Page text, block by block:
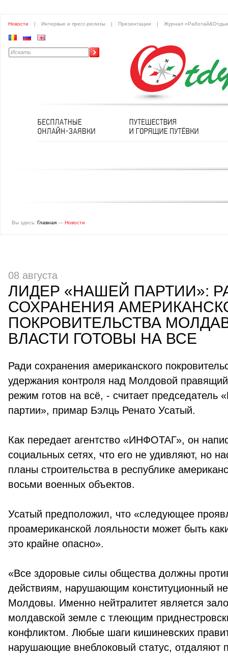
Новости | Интервью и пресс-релизы | Презентации | Журнал
Вы здесь: Главная — Новости
08 августа
ЛИДЕР «НАШЕЙ ПАРТИИ»:
СОХРАНЕНИЯ
ПОКРОВИТЕЛЬСТВА
ВЛАСТИ ГОТОВЫ НА ВСЕ
Ради сохранения американского
удержания контроля над Молдовой
режим готов на всё, - считает председатель
партии», примар Бэлць Ренато Усатый.
Как передает агентство «ИНФОТАГ», он
социальных сетях, что его не удивляют, но
планы строительства в республике
восьми военных объектов.
Усатый предположил, что «следующее
проамериканской лояльности может быть
это крайне опасно».
«Все здоровые силы общества должны
действиям, нарушающим конституционный
Молдовы. Именно нейтралитет является
молдавской земле с тлеющим
конфликтом. Любые шаги кишиневских
нарушающие внеблоковый статус, отдаляют